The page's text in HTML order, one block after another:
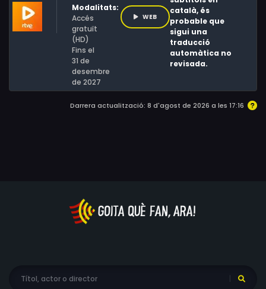
familia. El medio hermano de Pam, Kenny, también acude
a la fiesta, junto con su marido Abel y su hijo adoptivo
Modalitats:
Accés
gratuït
(HD)
Fins el
31 de
desembre
de 2027
WEB
català, és
probable que
sigui una
traducció
automàtica no
revisada.
Darrera actualització: 8 d'agost de 2026 a les 17:16